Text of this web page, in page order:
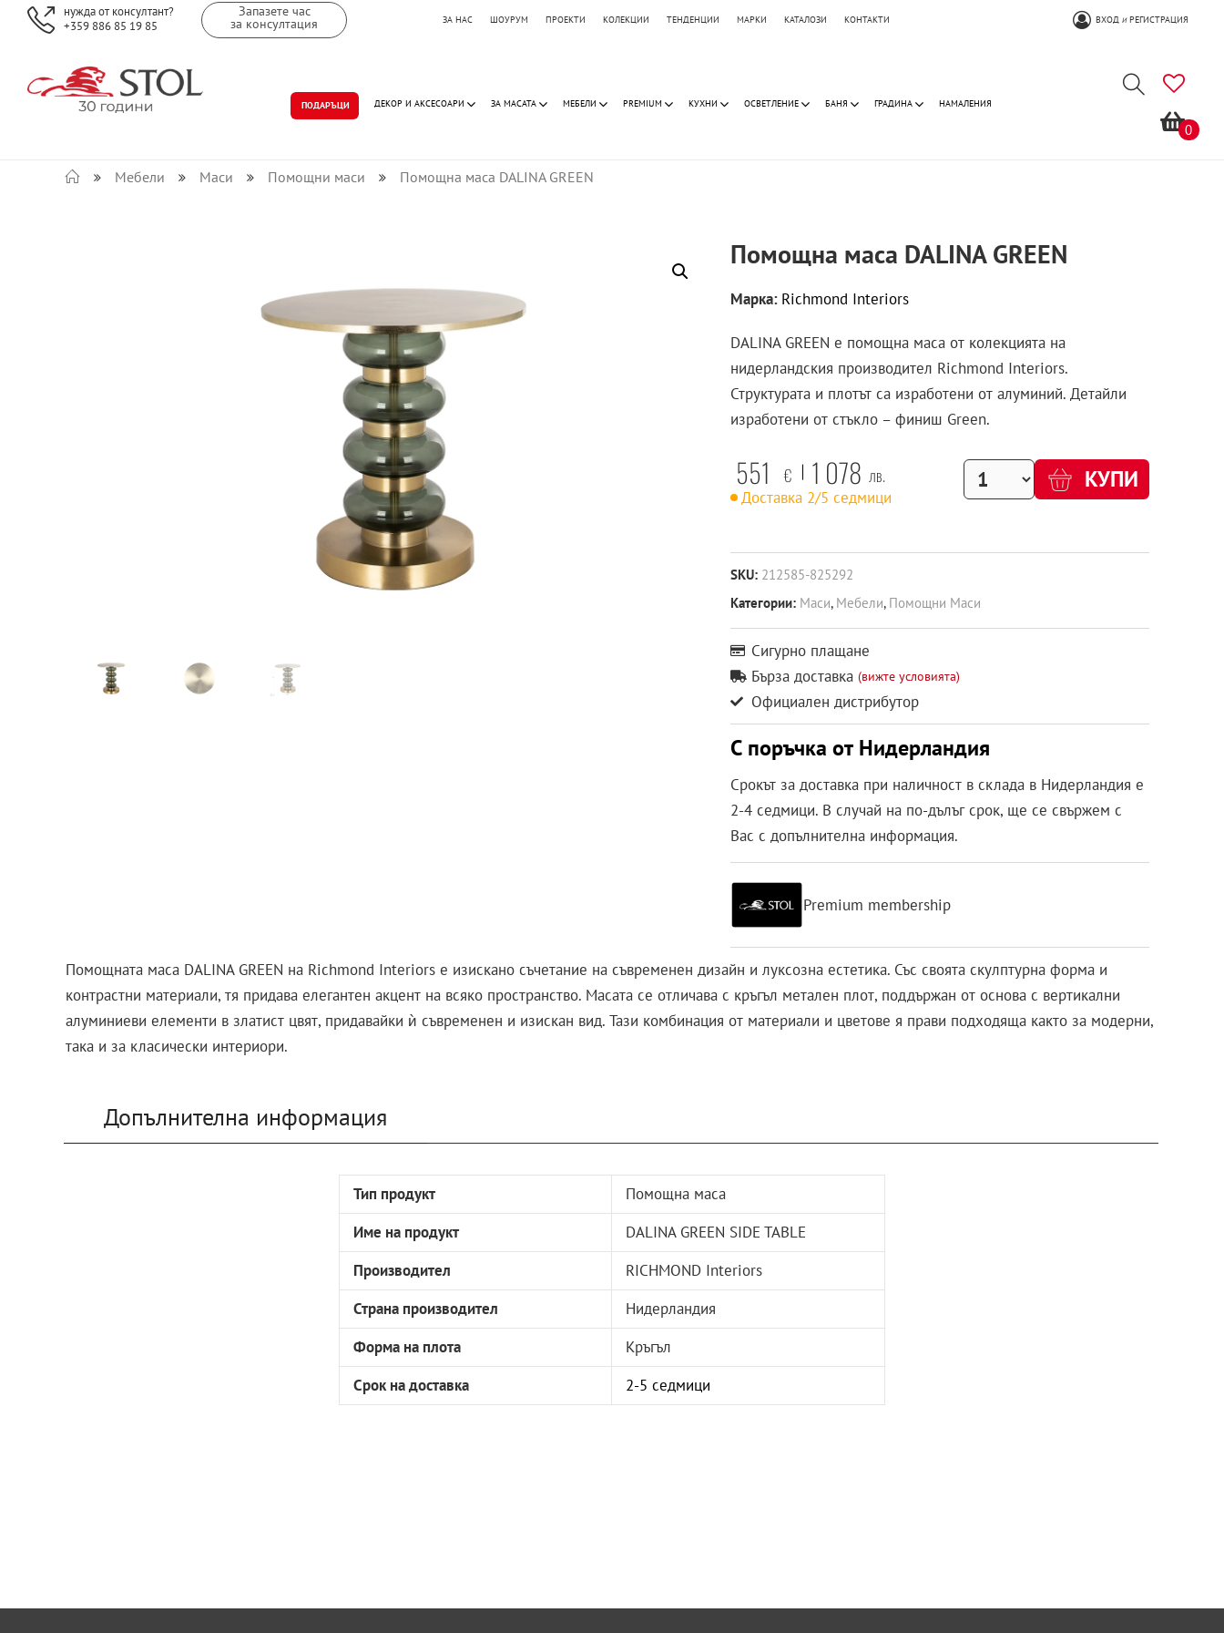
нужда от консултант?
+359 886 85 19 85
Запазете час
за консултация ЗА НАС ШОУРУМ ПРОЕКТИ КОЛЕКЦИИ ТЕНДЕНЦИИ МАРКИ КАТАЛОЗИ КОНТАКТИ ВХОДИРЕГИСТРАЦИЯ
ПОДАРЪЦИ ДЕКОР И АКСЕСОАРИ ЗА МАСАТА МЕБЕЛИ PREMIUM КУХНИ ОСВЕТЛЕНИЕ БАНЯ ГРАДИНА НАМАЛЕНИЯ
0
Мебели Маси Помощни маси Помощна маса DALINA GREEN
Помощна маса DALINA GREEN
Марка: Richmond Interiors
DALINA GREEN е помощна маса от колекцията на
нидерландския производител Richmond Interiors.
Структурата и плотът са изработени от алуминий. Детайли
изработени от стъкло – финиш Green.
551 € 1 078 лв.
Доставка 2/5 седмици
КУПИ
SKU: 212585-825292
Категории: Маси, Мебели, Помощни Маси
Сигурно плащане
Бърза доставка (вижте условията)
Официален дистрибутор
С поръчка от Нидерландия
Срокът за доставка при наличност в склада в Нидерландия е
2-4 седмици. В случай на по-дълъг срок, ще се свържем с
Вас с допълнителна информация.
Premium membership
Помощната маса DALINA GREEN на Richmond Interiors е изискано съчетание на съвременен дизайн и луксозна естетика. Със своята скулптурна форма и
контрастни материали, тя придава елегантен акцент на всяко пространство. Масата се отличава с кръгъл метален плот, поддържан от основа с вертикални
алуминиеви елементи в златист цвят, придавайки ѝ съвременен и изискан вид. Тази комбинация от материали и цветове я прави подходяща както за модерни,
така и за класически интериори.
Допълнителна информация
Тип продукт
Помощна маса
Име на продукт
DALINA GREEN SIDE TABLE
Производител
RICHMOND Interiors
Страна производител
Нидерландия
Форма на плота
Кръгъл
Срок на доставка
2-5 седмици